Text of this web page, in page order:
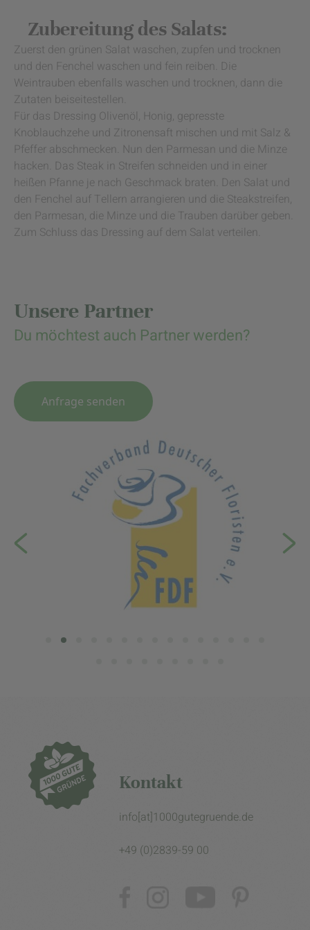
Zubereitung des Salats:
Zuerst den grünen Salat waschen, zupfen und trocknen
und den Fenchel waschen und fein reiben. Die
Weintrauben ebenfalls waschen und trocknen, dann die
Zutaten beiseitestellen.
Für das Dressing Olivenöl, Honig, gepresste
Knoblauchzehe und Zitronensaft mischen und mit Salz &
Pfeffer abschmecken. Nun den Parmesan und die Minze
hacken. Das Steak in Streifen schneiden und in einer
heißen Pfanne je nach Geschmack braten. Den Salat und
den Fenchel auf Tellern arrangieren und die Steakstreifen,
den Parmesan, die Minze und die Trauben darüber geben.
Zum Schluss das Dressing auf dem Salat verteilen.
Unsere Partner
Du möchtest auch Partner werden?
Anfrage senden
Kontakt
info[at]1000gutegruende.de
+49 (0)2839-59 00